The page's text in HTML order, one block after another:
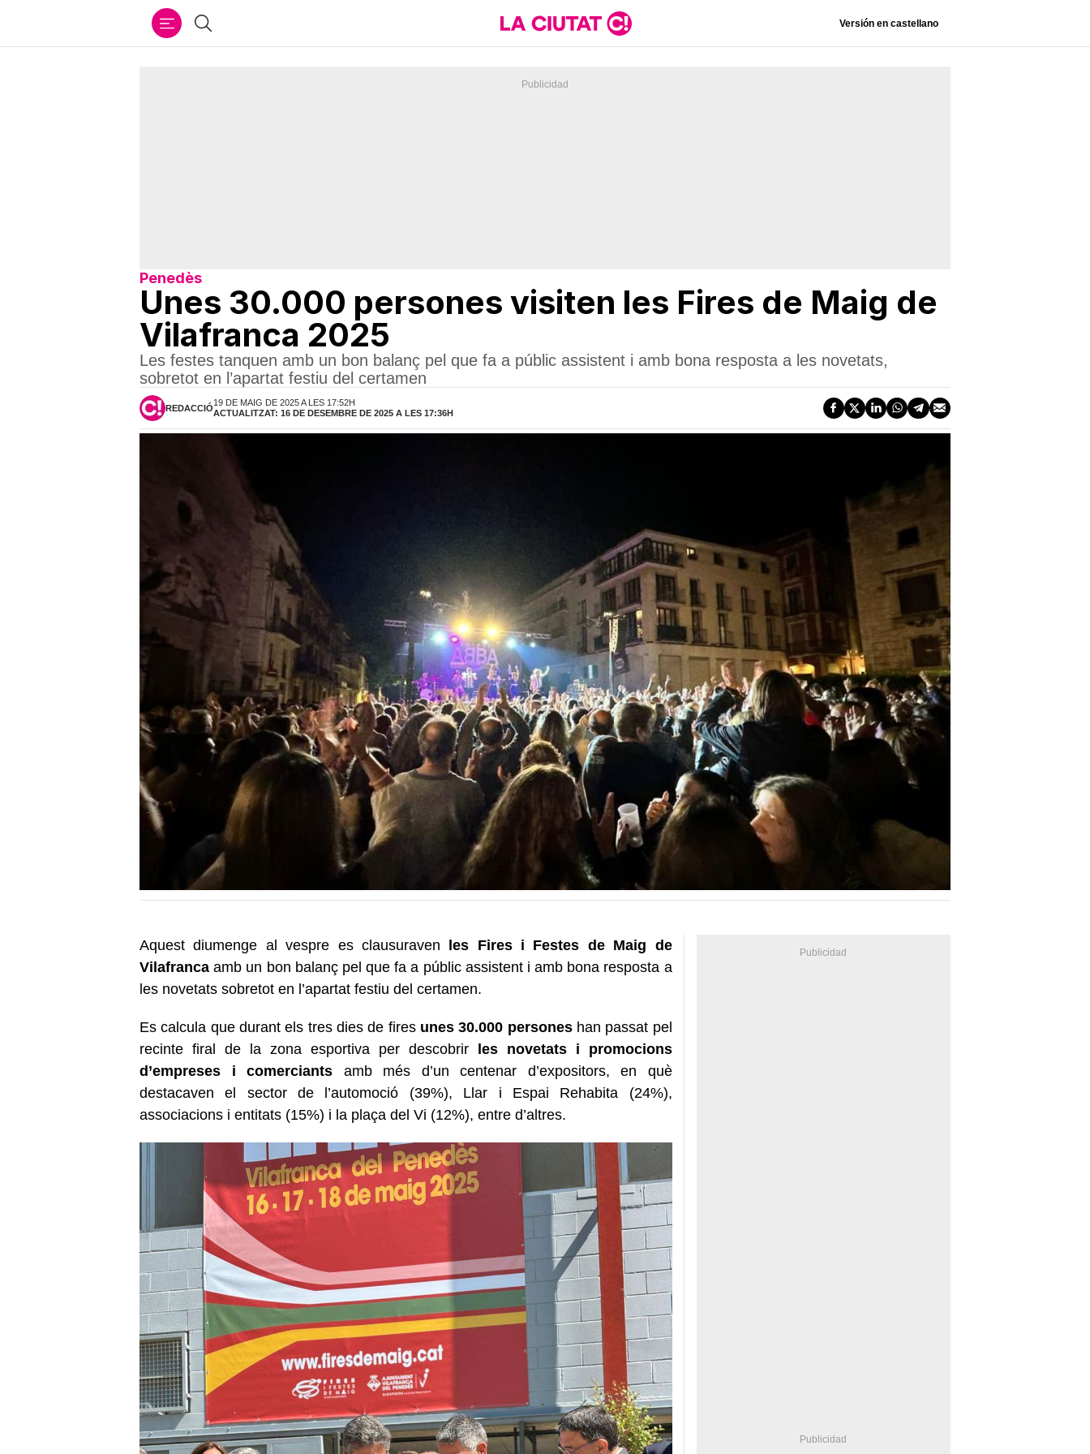
Cercar Versión en castellano
Penedès
Unes 30.000 persones visiten les Fires de Maig de
Vilafranca 2025
Les festes tanquen amb un bon balanç pel que fa a públic assistent i amb bona resposta a les novetats,
sobretot en l’apartat festiu del certamen
REDACCIÓ
19 DE MAIG DE 2025 A LES 17:52H
ACTUALITZAT: 16 DE DESEMBRE DE 2025 A LES 17:36H
Aquest diumenge al vespre es clausuraven les Fires i Festes de Maig de
Vilafranca amb un bon balanç pel que fa a públic assistent i amb bona resposta a
les novetats sobretot en l’apartat festiu del certamen.
Es calcula que durant els tres dies de fires unes 30.000 personeshan passat pel
recinte firal de la zona esportiva per descobrir les novetats i promocions
d’empreses i comerciants amb més d’un centenar d’expositors, en què
destacaven el sector de l’automoció (39%), Llar i Espai Rehabita (24%),
associacions i entitats (15%) i la plaça del Vi (12%), entre d’altres.